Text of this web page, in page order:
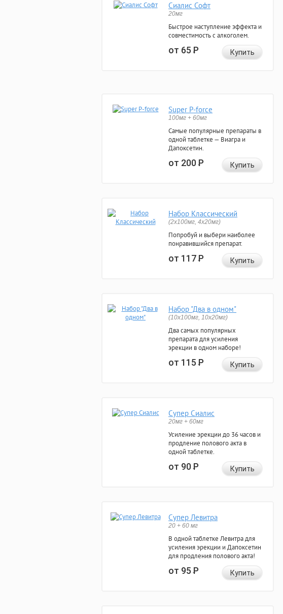
Сиалис Софт
20мг
Быстрое наступление эффекта и
совместимость с алкоголем.
от 65Р Купить
Super P-force
100мг + 60мг
Самые популярные препараты в
одной таблетке — Виагра и
Дапоксетин.
от 200Р Купить
Набор Классический
(2x100мг, 4x20мг)
Попробуй и выбери наиболее
понравившийся препарат.
от 117Р Купить
Набор "Два в одном"
(10x100мг, 10x20мг)
Два самых популярных
препарата для усиления
эрекции в одном наборе!
от 115Р Купить
Супер Сиалис
20мг + 60мг
Усиление эрекции до 36 часов и
продление полового акта в
одной таблетке.
от 90Р Купить
Супер Левитра
20 + 60 мг
В одной таблетке Левитра для
усиления эрекции и Дапоксетин
для продления полового акта!
от 95Р Купить